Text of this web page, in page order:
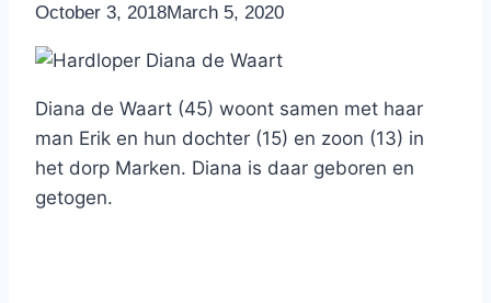
ByNicole
October 3, 2018March 5, 2020
Diana de Waart (45) woont samen met haar
man Erik en hun dochter (15) en zoon (13) in
het dorp Marken. Diana is daar geboren en
getogen.